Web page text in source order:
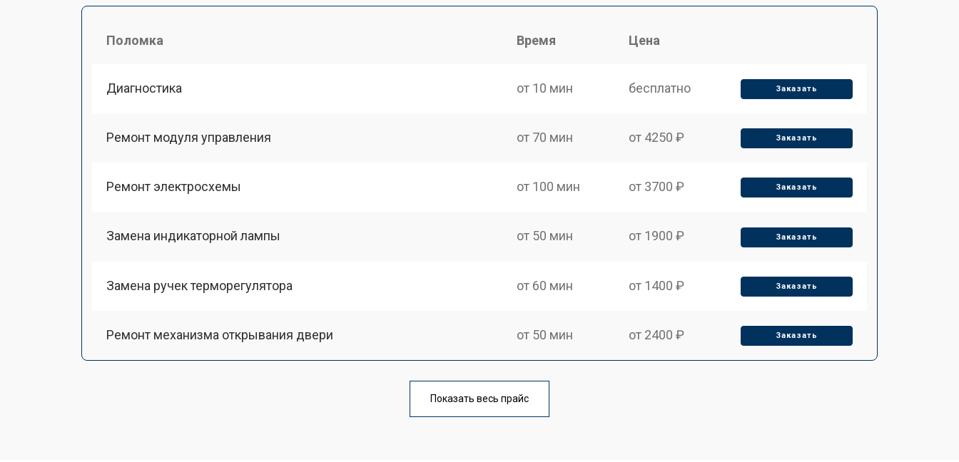
Поломка Время Цена
Диагностика от 10 мин бесплатно Заказать
Ремонт модуля управления от 70 мин от 4250 ₽ Заказать
Ремонт электросхемы от 100 мин от 3700 ₽ Заказать
Замена индикаторной лампы от 50 мин от 1900 ₽ Заказать
Замена ручек терморегулятора от 60 мин от 1400 ₽ Заказать
Ремонт механизма открывания двери от 50 мин от 2400 ₽ Заказать
от 90 мин
Показать весь прайс